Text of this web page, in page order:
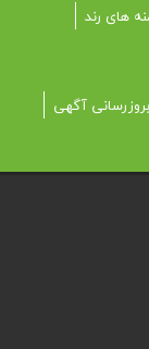
های رند
آگهی